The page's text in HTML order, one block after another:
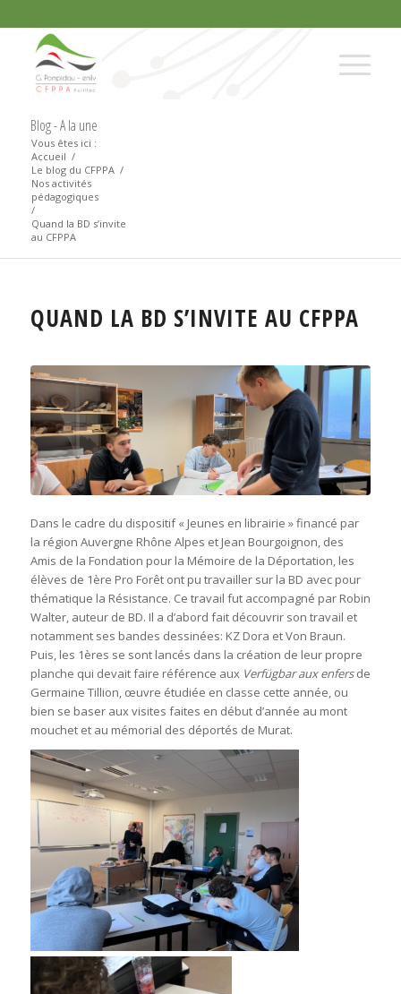
Blog - A la une
Vous êtes ici :
Accueil /
Le blog du CFPPA /
Nos activités
pédagogiques
/
Quand la BD s’invite
au CFPPA
QUAND LA BD S’INVITE AU CFPPA
Dans le cadre du dispositif « Jeunes en librairie » financé par
la région Auvergne Rhône Alpes et Jean Bourgoignon, des
Amis de la Fondation pour la Mémoire de la Déportation, les
élèves de 1ère Pro Forêt ont pu travailler sur la BD avec pour
thématique la Résistance. Ce travail fut accompagné par Robin
Walter, auteur de BD. Il a d’abord fait découvrir son travail et
notamment ses bandes dessinées: KZ Dora et Von Braun.
Puis, les 1ères se sont lancés dans la création de leur propre
planche qui devait faire référence aux Verfügbar aux enfersde
Germaine Tillion, œuvre étudiée en classe cette année, ou
bien se baser aux visites faites en début d’année au mont
mouchet et au mémorial des déportés de Murat.